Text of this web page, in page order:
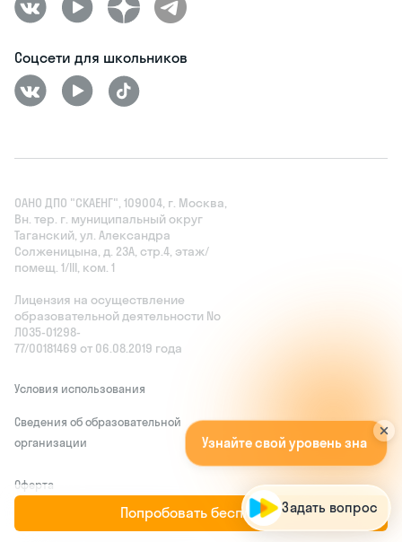
Попробовать бесплатно
Соцсети для школьников
ОАНО ДПО "СКАЕНГ", 109004, г. Москва,
Вн. тер. г. муниципальный округ
Таганский, ул. Александра
Солженицына, д. 23А, стр.4, этаж/
помещ. 1/III, ком. 1
Лицензия на осуществление
образовательной деятельности No
Л035‑01298-
77/00181469 от 06.08.2019 года
Условия использования
Сведения об образовательной
организации
Оферта
Соглашение о конфиденциальности
Узнайте свойуровеньзнаний
!Апопромок од